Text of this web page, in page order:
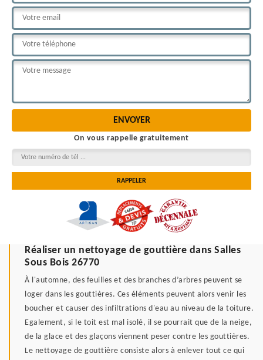
On vous rappelle gratuitement
Réaliser un nettoyage de gouttière dans Salles
Sous Bois 26770
À l'automne, des feuilles et des branches d’arbres peuvent se
loger dans les gouttières. Ces éléments peuvent alors venir les
boucher et causer des infiltrations d'eau au niveau de la toiture.
Egalement, si le toit est mal isolé, il se pourrait que de la neige,
de la glace et des glaçons viennent peser contre les gouttières.
Le nettoyage de gouttière consiste alors à enlever tout ce qui